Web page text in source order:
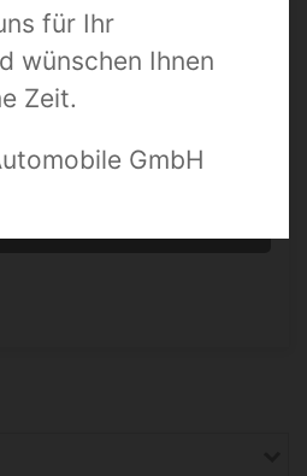
für Ihr
wünschen Ihnen
Zeit.
GmbH